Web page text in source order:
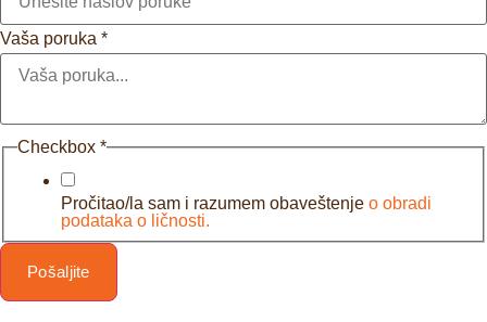
Vaša poruka *
Checkbox *
Pročitao/la sam i razumem obaveštenje o obradi
podataka o ličnosti.
Pošaljite